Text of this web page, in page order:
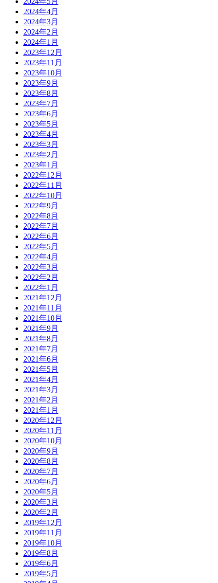
2024年4月
2024年3月
2024年2月
2024年1月
2023年12月
2023年11月
2023年10月
2023年9月
2023年8月
2023年7月
2023年6月
2023年5月
2023年4月
2023年3月
2023年2月
2023年1月
2022年12月
2022年11月
2022年10月
2022年9月
2022年8月
2022年7月
2022年6月
2022年5月
2022年4月
2022年3月
2022年2月
2022年1月
2021年12月
2021年11月
2021年10月
2021年9月
2021年8月
2021年7月
2021年6月
2021年5月
2021年4月
2021年3月
2021年2月
2021年1月
2020年12月
2020年11月
2020年10月
2020年9月
2020年8月
2020年7月
2020年6月
2020年5月
2020年3月
2020年2月
2019年12月
2019年11月
2019年10月
2019年8月
2019年6月
2019年5月